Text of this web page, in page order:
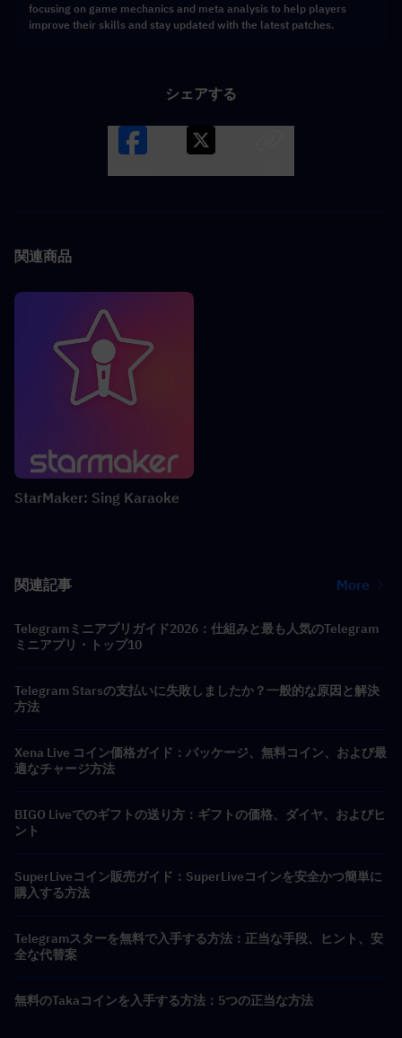
focusing on game mechanics and meta analysis to help players
improve their skills and stay updated with the latest patches.
シェアする
関連商品
StarMaker: Sing Karaoke
関連記事 More
Telegramミニアプリガイド2026：仕組みと最も人気のTelegram
ミニアプリ・トップ10
Telegram Starsの支払いに失敗しましたか？一般的な原因と解決
方法
Xena Live コイン価格ガイド：パッケージ、無料コイン、および最
適なチャージ方法
BIGO Liveでのギフトの送り方：ギフトの価格、ダイヤ、およびヒ
ント
SuperLiveコイン販売ガイド：SuperLiveコインを安全かつ簡単に
購入する方法
Telegramスターを無料で入手する方法：正当な手段、ヒント、安
全な代替案
無料のTakaコインを入手する方法：5つの正当な方法